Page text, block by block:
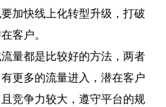
加快线上化转型升级，打破
客户。
量都是比较好的方法，两者
更多的流量进入，潜在客户
竞争力较大，遵守平台的规